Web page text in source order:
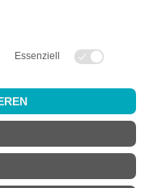
angegeben.
müssen Siemindestens